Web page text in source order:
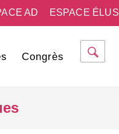
ESPACE ÉLUS
AD
Congrès